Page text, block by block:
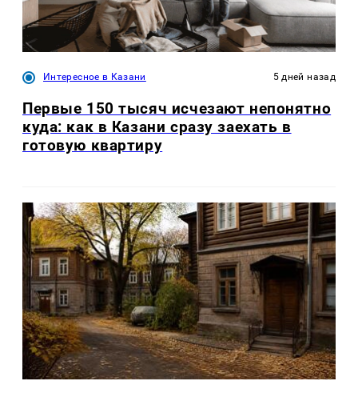
Интересное в Казани 5 дней назад
Первые 150 тысяч исчезают непонятно
куда: как в Казани сразу заехать в
готовую квартиру